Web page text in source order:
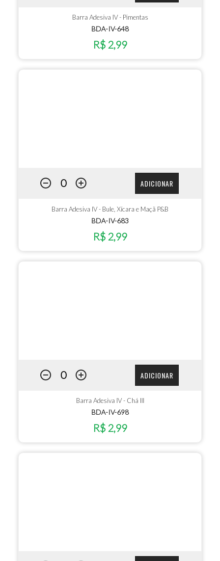
Barra Adesiva IV - Pimentas
BDA-IV-648
R$ 2,99
ADICIONAR
Barra Adesiva IV - Bule, Xícara e Maçã P&B
BDA-IV-683
R$ 2,99
ADICIONAR
Barra Adesiva IV - Chá III
BDA-IV-698
R$ 2,99